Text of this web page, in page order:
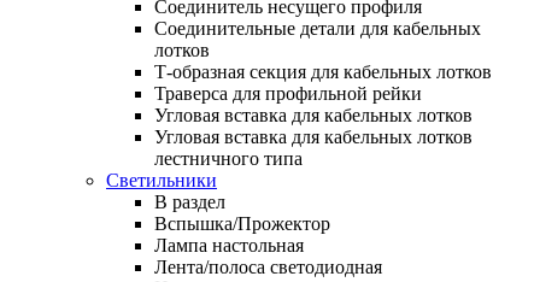
Соединитель несущего профиля
Соединительные детали для кабельных
лотков
Т-образная секция для кабельных лотков
Траверса для профильной рейки
Угловая вставка для кабельных лотков
Угловая вставка для кабельных лотков
лестничного типа
Светильники
В раздел
Вспышка/Прожектор
Лампа настольная
Лента/полоса светодиодная